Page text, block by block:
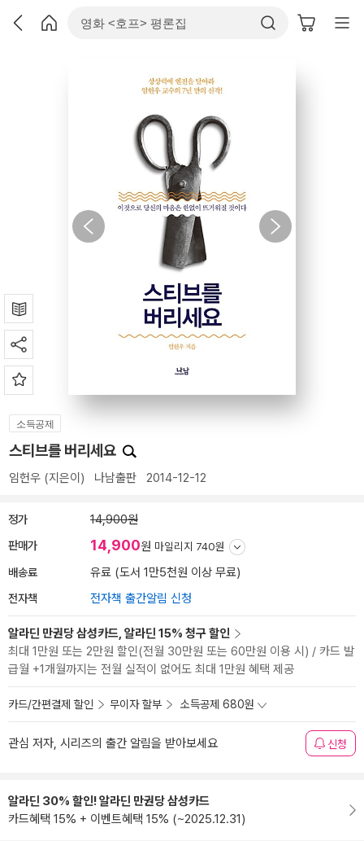
소득공제
스티브를 버리세요
임헌우 (지은이) 나남출판 2014-12-12
정가 14,900원
판매가 14,900원 마일리지 740원
배송료 유료 (도서 1만5천원 이상 무료)
전자책 전자책 출간알림 신청
알라딘 만권당 삼성카드, 알라딘 15% 청구 할인
최대 1만원 또는 2만원 할인(전월 30만원 또는 60만원 이용 시) / 카드 발
급월 +1개월까지는 전월 실적이 없어도 최대 1만원 혜택 제공
카드/간편결제 할인 무이자 할부 소득공제 680원
관심 저자, 시리즈의 출간 알림을 받아보세요 신청
알라딘 30% 할인! 알라딘 만권당 삼성카드
카드혜택 15% + 이벤트혜택 15% (~2025.12.31)